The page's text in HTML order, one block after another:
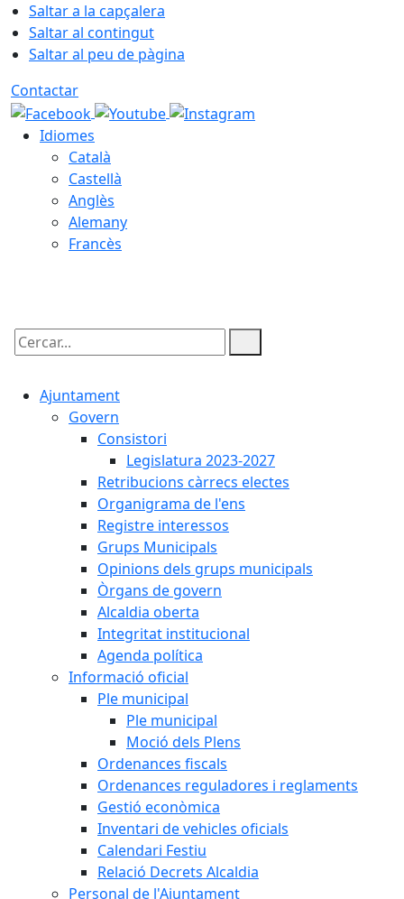
Saltar a la capçalera
Saltar al contingut
Saltar al peu de pàgina
Contactar
Idiomes
Català
Castellà
Anglès
Alemany
Francès
Cercar:
Ajuntament
Govern
Consistori
Legislatura 2023-2027
Retribucions càrrecs electes
Organigrama de l'ens
Registre interessos
Grups Municipals
Opinions dels grups municipals
Òrgans de govern
Alcaldia oberta
Integritat institucional
Agenda política
Informació oficial
Ple municipal
Ple municipal
Moció dels Plens
Ordenances fiscals
Ordenances reguladores i reglaments
Gestió econòmica
Inventari de vehicles oficials
Calendari Festiu
Relació Decrets Alcaldia
Personal de l'Ajuntament